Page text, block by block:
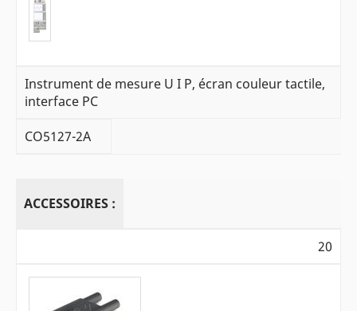
Instrument de mesure U I P, écran couleur tactile,
interface PC
CO5127-2A
ACCESSOIRES :
20